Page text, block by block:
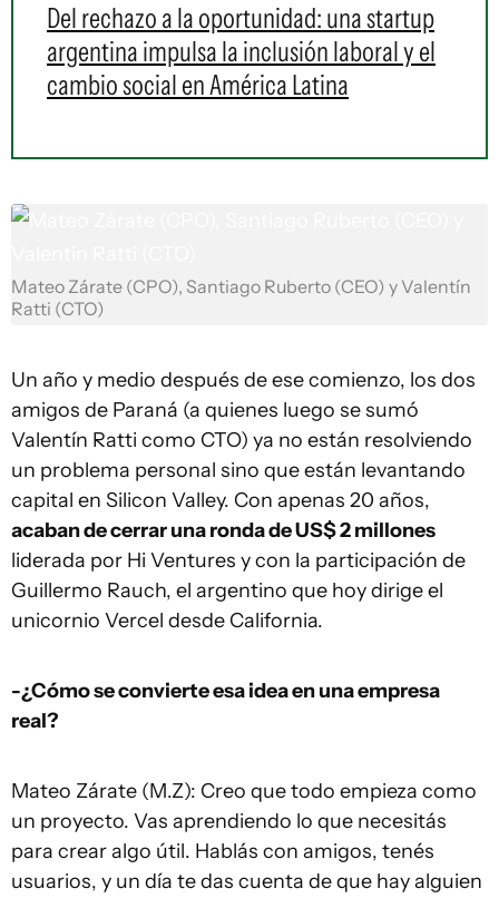
Del rechazo a la oportunidad: una startup
argentina impulsa la inclusión laboral y el
cambio social en América Latina
Mateo Zárate (CPO), Santiago Ruberto (CEO) y Valentín
Ratti (CTO)
Un año y medio después de ese comienzo, los dos
amigos de Paraná (a quienes luego se sumó
Valentín Ratti como CTO) ya no están resolviendo
un problema personal sino que están levantando
capital en Silicon Valley. Con apenas 20 años,
acaban de cerrar una ronda de US$ 2 millones
liderada por Hi Ventures y con la participación de
Guillermo Rauch, el argentino que hoy dirige el
unicornio Vercel desde California.
-¿Cómo se convierte esa idea en una empresa
real?
Mateo Zárate (M.Z): Creo que todo empieza como
un proyecto. Vas aprendiendo lo que necesitás
para crear algo útil. Hablás con amigos, tenés
usuarios, y un día te das cuenta de que hay alguien